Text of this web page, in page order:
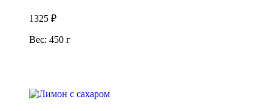
1325 ₽
Вес: 450 г